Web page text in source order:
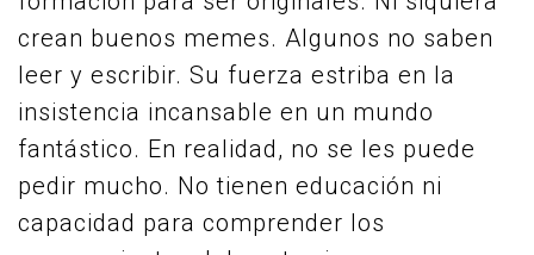
crean buenos memes. Algunos no saben
leer y escribir. Su fuerza estriba en la
insistencia incansable en un mundo
fantástico. En realidad, no se les puede
pedir mucho. No tienen educación ni
capacidad para comprender los